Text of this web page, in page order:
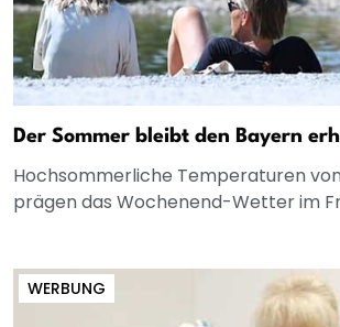
Der Sommer bleibt den Bayern
Hochsommerliche Temperaturen
prägen das Wochenend-Wetter im
WERBUNG